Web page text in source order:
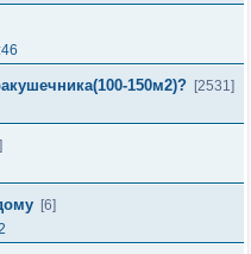
150м2)? [2531]
[6]